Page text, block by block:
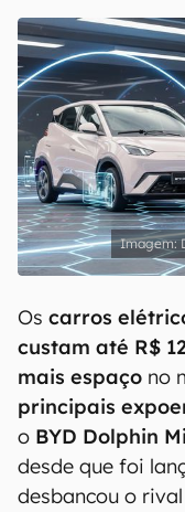
Uso e Política
Os carros
custam até R$
mais espaço no
principais
o BYD Dolphin
desde que foi
desbancou o